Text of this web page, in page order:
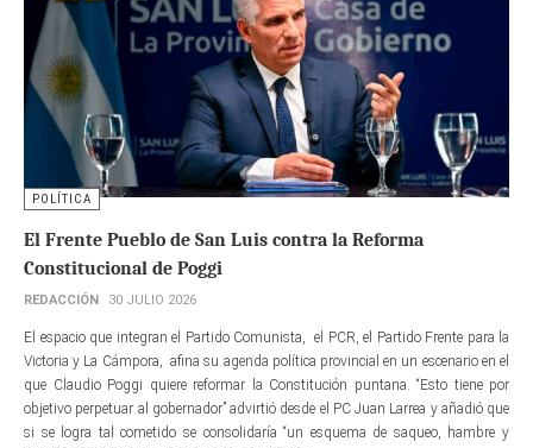
POLÍTICA
El Frente Pueblo de San Luis contra la Reforma
Constitucional de Poggi
REDACCIÓN 30 JULIO 2026
El espacio que integran el Partido Comunista, el PCR, el Partido Frente para la
Victoria y La Cámpora, afina su agenda política provincial en un escenario en el
que Claudio Poggi quiere reformar la Constitución puntana. “Esto tiene por
objetivo perpetuar al gobernador” advirtió desde el PC Juan Larrea y añadió que
si se logra tal cometido se consolidaría “un esquema de saqueo, hambre y